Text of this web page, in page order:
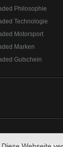
Original aus
Nordhorn
Philosophie
Technologie
Motorsport
Marken
Gutschein